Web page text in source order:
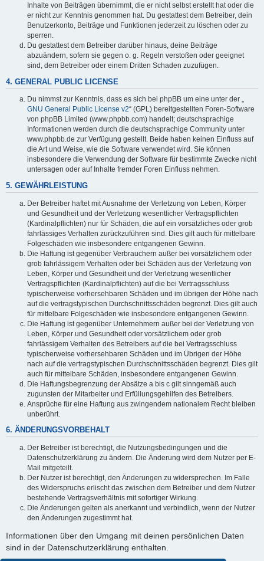
Inhalte von Beiträgen übernimmt, die er nicht selbst erstellt hat oder die
er nicht zur Kenntnis genommen hat. Du gestattest dem Betreiber, dein
Benutzerkonto, Beiträge und Funktionen jederzeit zu löschen oder zu
sperren.
Du gestattest dem Betreiber darüber hinaus, deine Beiträge
abzuändern, sofern sie gegen o. g. Regeln verstoßen oder geeignet
sind, dem Betreiber oder einem Dritten Schaden zuzufügen.
4. GENERAL PUBLIC LICENSE
Du nimmst zur Kenntnis, dass es sich bei phpBB um eine unter der „
GNU General Public License v2“ (GPL) bereitgestellten Foren-Software
von phpBB Limited (www.phpbb.com) handelt; deutschsprachige
Informationen werden durch die deutschsprachige Community unter
www.phpbb.de zur Verfügung gestellt. Beide haben keinen Einfluss auf
die Art und Weise, wie die Software verwendet wird. Sie können
insbesondere die Verwendung der Software für bestimmte Zwecke nicht
untersagen oder auf Inhalte fremder Foren Einfluss nehmen.
5. GEWÄHRLEISTUNG
Der Betreiber haftet mit Ausnahme der Verletzung von Leben, Körper
und Gesundheit und der Verletzung wesentlicher Vertragspflichten
(Kardinalpflichten) nur für Schäden, die auf ein vorsätzliches oder grob
fahrlässiges Verhalten zurückzuführen sind. Dies gilt auch für mittelbare
Folgeschäden wie insbesondere entgangenen Gewinn.
Die Haftung ist gegenüber Verbrauchern außer bei vorsätzlichem oder
grob fahrlässigem Verhalten oder bei Schäden aus der Verletzung von
Leben, Körper und Gesundheit und der Verletzung wesentlicher
Vertragspflichten (Kardinalpflichten) auf die bei Vertragsschluss
typischerweise vorhersehbaren Schäden und im übrigen der Höhe nach
auf die vertragstypischen Durchschnittsschäden begrenzt. Dies gilt auch
für mittelbare Folgeschäden wie insbesondere entgangenen Gewinn.
Die Haftung ist gegenüber Unternehmern außer bei der Verletzung von
Leben, Körper und Gesundheit oder vorsätzlichem oder grob
fahrlässigem Verhalten des Betreibers auf die bei Vertragsschluss
typischerweise vorhersehbaren Schäden und im Übrigen der Höhe
nach auf die vertragstypischen Durchschnittsschäden begrenzt. Dies gilt
auch für mittelbare Schäden, insbesondere entgangenen Gewinn.
Die Haftungsbegrenzung der Absätze a bis c gilt sinngemäß auch
zugunsten der Mitarbeiter und Erfüllungsgehilfen des Betreibers.
Ansprüche für eine Haftung aus zwingendem nationalem Recht bleiben
unberührt.
6. ÄNDERUNGSVORBEHALT
Der Betreiber ist berechtigt, die Nutzungsbedingungen und die
Datenschutzerklärung zu ändern. Die Änderung wird dem Nutzer per E-
Mail mitgeteilt.
Der Nutzer ist berechtigt, den Änderungen zu widersprechen. Im Falle
des Widerspruchs erlischt das zwischen dem Betreiber und dem Nutzer
bestehende Vertragsverhältnis mit sofortiger Wirkung.
Die Änderungen gelten als anerkannt und verbindlich, wenn der Nutzer
den Änderungen zugestimmt hat.
Informationen über den Umgang mit deinen persönlichen Daten
sind in der Datenschutzerklärung enthalten.